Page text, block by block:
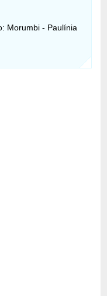
Morumbi - Paulínia